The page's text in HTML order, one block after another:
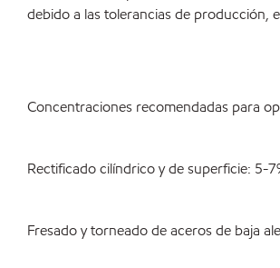
debido a las tolerancias de producción,
Concentraciones recomendadas para
Rectificado cilíndrico y de superficie: 5-
Fresado y torneado de aceros de baja